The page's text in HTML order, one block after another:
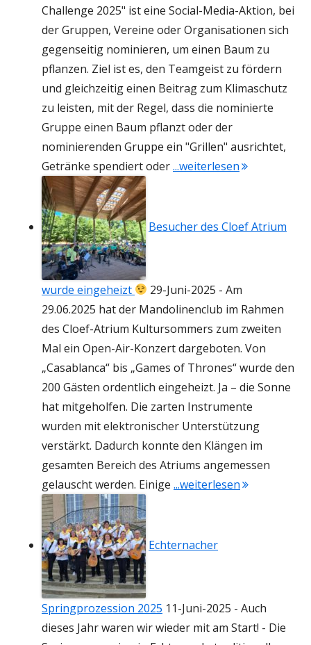
Challenge 2025" ist eine Social-Media-Aktion, bei
der Gruppen, Vereine oder Organisationen sich
gegenseitig nominieren, um einen Baum zu
pflanzen. Ziel ist es, den Teamgeist zu fördern
und gleichzeitig einen Beitrag zum Klimaschutz
zu leisten, mit der Regel, dass die nominierte
Gruppe einen Baum pflanzt oder der
nominierenden Gruppe ein "Grillen" ausrichtet,
Getränke spendiert oder...weiterlesen"Von der
Besucher des Cloef Atrium
wurde eingeheizt 29-Juni-2025 - Am
29.06.2025 hat der Mandolinenclub im Rahmen
des Cloef-Atrium Kultursommers zum zweiten
Mal ein Open-Air-Konzert dargeboten. Von
„Casablanca“ bis „Games of Thrones“ wurde den
200 Gästen ordentlich eingeheizt. Ja – die Sonne
hat mitgeholfen. Die zarten Instrumente
wurden mit elektronischer Unterstützung
verstärkt. Dadurch konnte den Klängen im
gesamten Bereich des Atriums angemessen
gelauscht werden. Einige ...weiterlesen"Besucher
Echternacher
Springprozession 2025 11-Juni-2025 - Auch
dieses Jahr waren wir wieder mit am Start! - Die